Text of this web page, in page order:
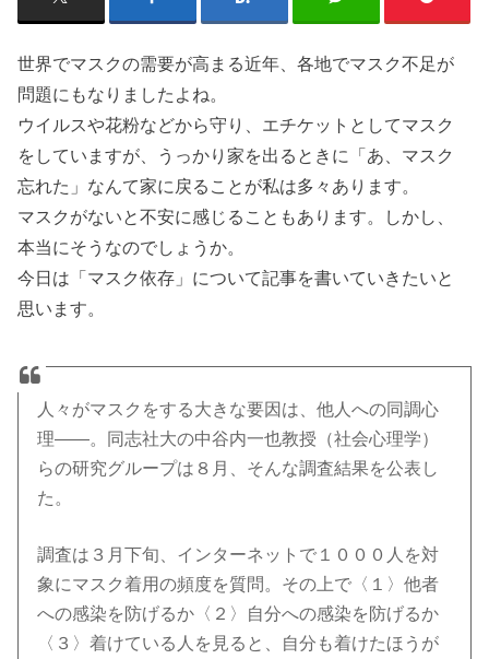
世界でマスクの需要が高まる近年、各地でマスク不足が
問題にもなりましたよね。
ウイルスや花粉などから守り、エチケットとしてマスク
をしていますが、うっかり家を出るときに「あ、マスク
忘れた」なんて家に戻ることが私は多々あります。
マスクがないと不安に感じることもあります。しかし、
本当にそうなのでしょうか。
今日は「マスク依存」について記事を書いていきたいと
思います。
人々がマスクをする大きな要因は、他人への同調心
理――。同志社大の中谷内一也教授（社会心理学）
らの研究グループは８月、そんな調査結果を公表し
た。
調査は３月下旬、インターネットで１０００人を対
象にマスク着用の頻度を質問。その上で〈１〉他者
への感染を防げるか〈２〉自分への感染を防げるか
〈３〉着けている人を見ると、自分も着けたほうが